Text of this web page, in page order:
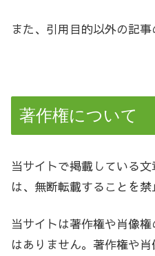
また、引用目的以外の記事
著作権について
当サイトで掲載している
は、無断転載することを禁
当サイトは著作権や肖像
はありません。著作権や